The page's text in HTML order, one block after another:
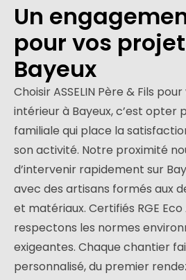
Un
pour vos
Bayeux
Choisir ASSELIN Père & Fils
intérieur à Bayeux, c’est opter
familiale qui place la
son activité. Notre proximité
d’intervenir rapidement sur
avec des artisans formés aux
et matériaux. Certifiés RGE Eco
respectons les normes
exigeantes. Chaque chantier
personnalisé, du premier